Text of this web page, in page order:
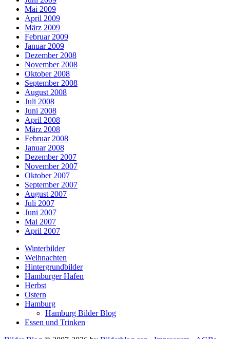
Mai 2009
April 2009
März 2009
Februar 2009
Januar 2009
Dezember 2008
November 2008
Oktober 2008
September 2008
August 2008
Juli 2008
Juni 2008
April 2008
März 2008
Februar 2008
Januar 2008
Dezember 2007
November 2007
Oktober 2007
September 2007
August 2007
Juli 2007
Juni 2007
Mai 2007
April 2007
Winterbilder
Weihnachten
Hintergrundbilder
Hamburger Hafen
Herbst
Ostern
Hamburg
Hamburg Bilder Blog
Essen und Trinken